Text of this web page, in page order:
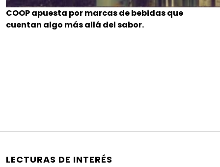
COOP apuesta por marcas de bebidas que
cuentan algo más allá del sabor.
LECTURAS DE INTERÉS